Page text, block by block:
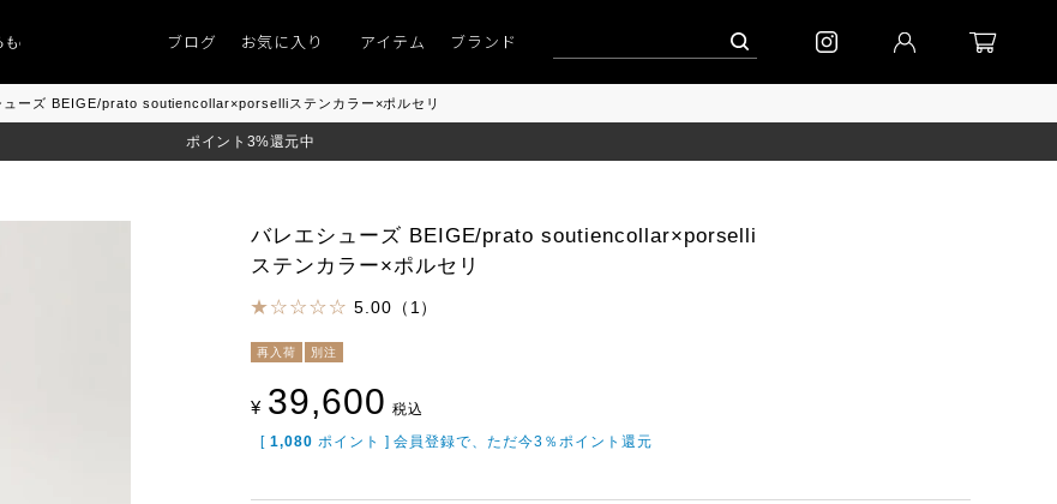
ない」 「キレイなニット」 ポイント9％「マンスリーポイントキャンペーン」 予約│「エッグジャケット GREY」
ブログ お気に入り アイテム ブランド
ューズ BEIGE/prato soutiencollar×porselliステンカラー×ポルセリ
ポイント3%還元中
バレエシューズ BEIGE/prato soutiencollar×porselli
ステンカラー×ポルセリ
5.00（1）
再入荷 別注
¥ 39,600 税込
[ 1,080 ポイント ] 会員登録で、ただ今3％ポイント還元